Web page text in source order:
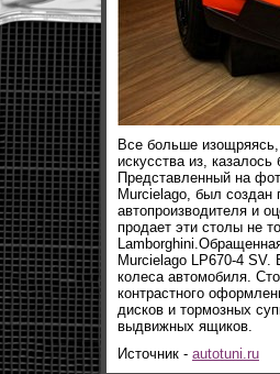
Все больше
искусства из,
Представленный на
Murcielago, был создан
автопроизводителя и
продает эти столы не
Murcielago LP670-4
колеса автомобиля.
контрастного
дисков и тормозных
выдвижных ящиков.
Источник - autotuni.ru